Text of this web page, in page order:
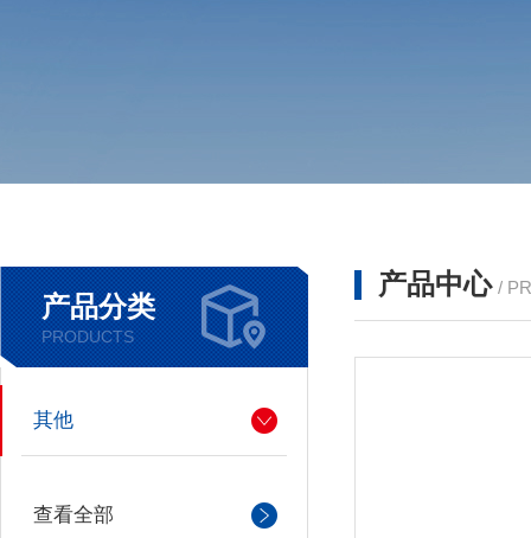
产品分类
PRODUCTS
其他
查看全部
产品中心 /